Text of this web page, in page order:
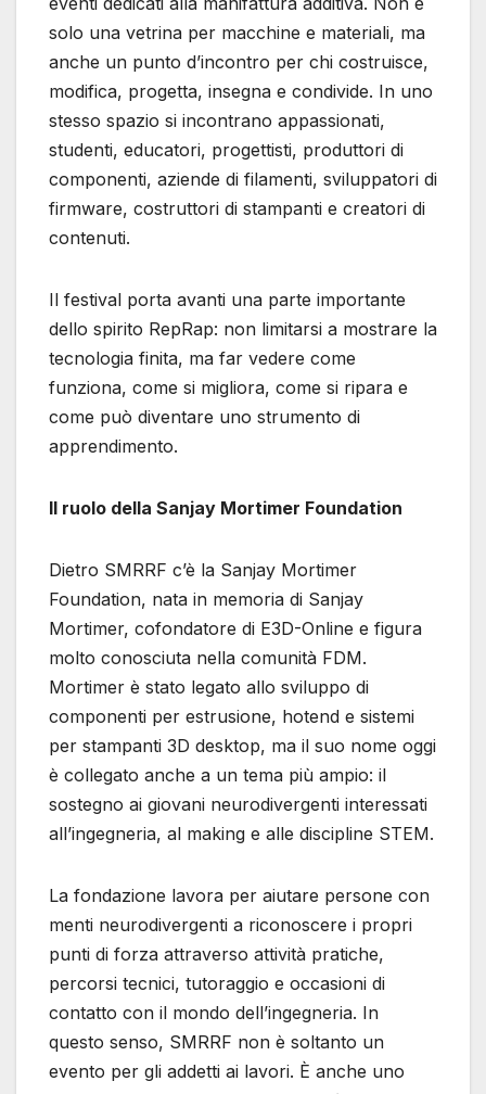
solo una vetrina per macchine e materiali, ma
anche un punto d’incontro per chi costruisce,
modifica, progetta, insegna e condivide. In uno
stesso spazio si incontrano appassionati,
studenti, educatori, progettisti, produttori di
componenti, aziende di filamenti, sviluppatori di
firmware, costruttori di stampanti e creatori di
contenuti.
Il festival porta avanti una parte importante
dello spirito RepRap: non limitarsi a mostrare la
tecnologia finita, ma far vedere come
funziona, come si migliora, come si ripara e
come può diventare uno strumento di
apprendimento.
Il ruolo della Sanjay Mortimer Foundation
Dietro SMRRF c’è la Sanjay Mortimer
Foundation, nata in memoria di Sanjay
Mortimer, cofondatore di E3D-Online e figura
molto conosciuta nella comunità FDM.
Mortimer è stato legato allo sviluppo di
componenti per estrusione, hotend e sistemi
per stampanti 3D desktop, ma il suo nome oggi
è collegato anche a un tema più ampio: il
sostegno ai giovani neurodivergenti interessati
all’ingegneria, al making e alle discipline STEM.
La fondazione lavora per aiutare persone con
menti neurodivergenti a riconoscere i propri
punti di forza attraverso attività pratiche,
percorsi tecnici, tutoraggio e occasioni di
contatto con il mondo dell’ingegneria. In
questo senso, SMRRF non è soltanto un
evento per gli addetti ai lavori. È anche uno